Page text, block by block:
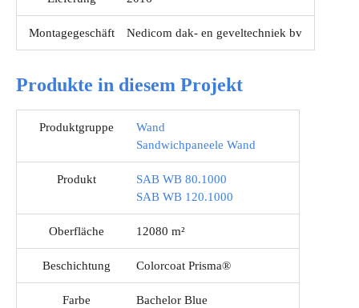
Montagegeschäft Nedicom dak- en geveltechniek bv
Produkte in diesem Projekt
Produktgruppe
Wand
Sandwichpaneele Wand
Produkt
SAB WB 80.1000
SAB WB 120.1000
Oberfläche 12080 m²
Beschichtung Colorcoat Prisma®
Farbe
Bachelor Blue